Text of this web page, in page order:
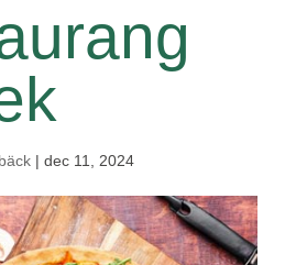
| dec 11, 2024